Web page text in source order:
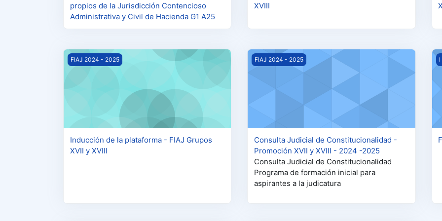
propios de la Jurisdicción Contencioso
Administrativa y Civil de Hacienda G1 A25
XVIII
Inducción de la plataforma - FIAJ Grupos XVII y XVIII
FIAJ 2024 - 2025
Inducción de la plataforma - FIAJ Grupos
XVII y XVIII
Consulta Judicial de Constitucionalidad - Promoción
FIAJ 2024 - 2025
Consulta Judicial de Constitucionalidad -
Promoción XVII y XVIII - 2024 -2025
Consulta Judicial de Constitucionalidad
Programa de formación inicial para
aspirantes a la judicatura